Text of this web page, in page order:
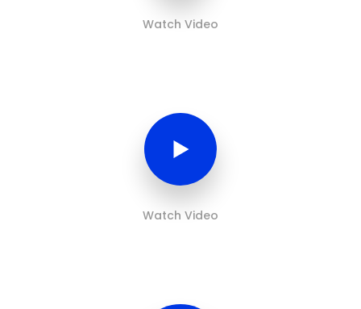
Watch Video
Watch Video